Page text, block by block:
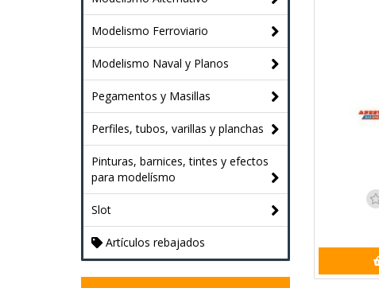
Modelismo Ferroviario
Modelismo Naval y Planos
Pegamentos y Masillas
Perfiles, tubos, varillas y planchas
Pinturas, barnices, tintes y efectos
para modelísmo
Slot
Artículos rebajados